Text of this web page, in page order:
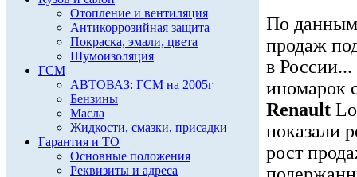
Отопление и вентиляция
Антикоррозийная защита
Покраска, эмали, цвета
Шумоизоляция
ГСМ
АВТОВАЗ: ГСМ на 2005г
Бензины
Масла
Жидкости, смазки, присадки
Гарантия и ТО
Основные положения
Реквизиты и адреса
По
продаж
в
иномарок
Renault
показали
рост